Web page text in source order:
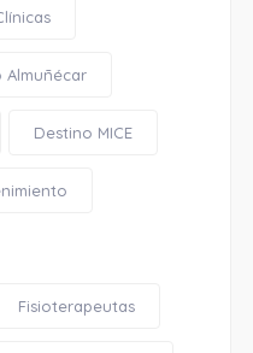
Almuñécar
Destino MICE
Fisioterapeutas